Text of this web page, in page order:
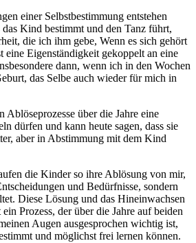
einer Selbstbestimmung entstehen
Kind bestimmt und den Tanz führt,
die ich ihm gebe, Wenn es sich gehört
eine Eigenständigkeit gekoppelt an eine
dann, wenn ich in den Wochen
das Selbe auch wieder für mich in
Ablöseprozesse über die Jahre eine
dürfen und kann heute sagen, dass sie
aber in Abstimmung mit dem Kind
die Kinder so ihre Ablösung von mir,
und Bedürfnisse, sondern
Diese Lösung und das Hineinwachsen
Prozess, der über die Jahre auf beiden
Augen ausgesprochen wichtig ist,
und möglichst frei lernen können.